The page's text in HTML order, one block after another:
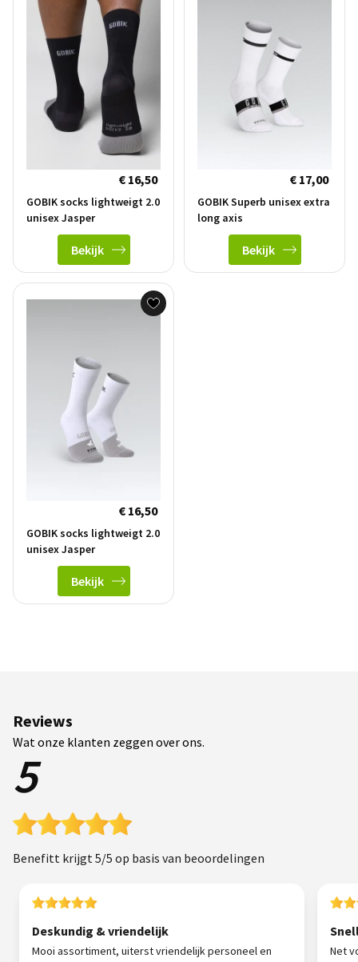
€ 16,50
GOBIK socks lightweigt 2.0
unisex Jasper
Bekijk
€ 17,00
GOBIK Superb unisex extra
long axis
Bekijk
€ 16,50
GOBIK socks lightweigt 2.0
unisex Jasper
Bekijk
Reviews
Wat onze klanten zeggen over ons.
5
Benefitt krijgt 5/5 op basis van beoordelingen
Deskundig & vriendelijk
Mooi assortiment, uiterst vriendelijk personeel en
Net